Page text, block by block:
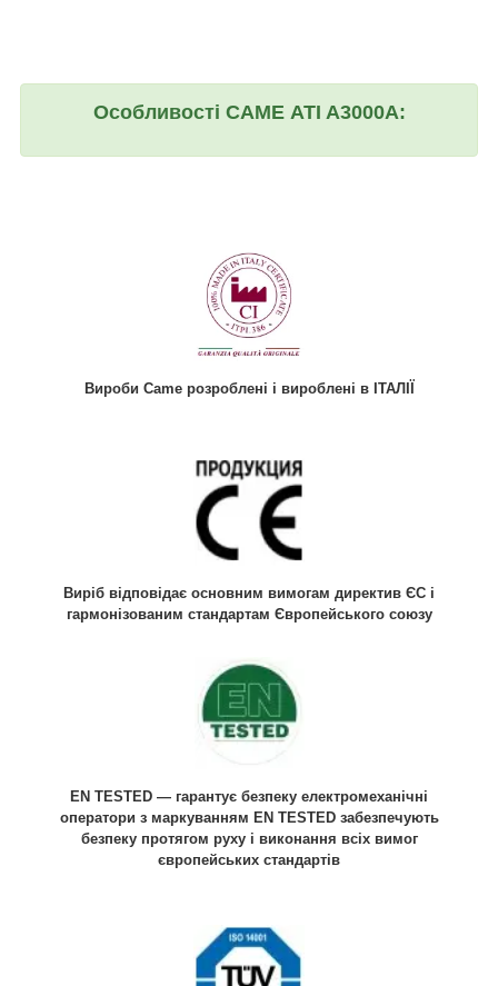
Особливості САМЕ ATI A3000A:
Вироби Came розроблені і вироблені в ІТАЛІЇ
Виріб відповідає основним вимогам директив ЄС і
гармонізованим стандартам Європейського союзу
EN TESTED — гарантує безпеку електромеханічні
оператори з маркуванням EN TESTED забезпечують
безпеку протягом руху і виконання всіх вимог
європейських стандартів